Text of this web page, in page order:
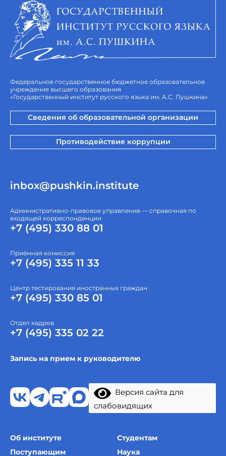
Федеральное государственное бюджетное образовательное
учреждение высшего образования
«Государственный институт русского языка им. А.С. Пушкина»
Сведения об образовательной организации
Противодействие коррупции
inbox@pushkin.institute
Административно-правовое управление — справочная по
входящей корреспонденции
+7 (495) 330 88 01
Приёмная комиссия
+7 (495) 335 11 33
Центр тестирования иностранных граждан
+7 (495) 330 85 01
Отдел кадров
+7 (495) 335 02 22
Запись на прием к руководителю
Версия сайта для
слабовидящих
Об институте
Студентам
Поступающим
Наука